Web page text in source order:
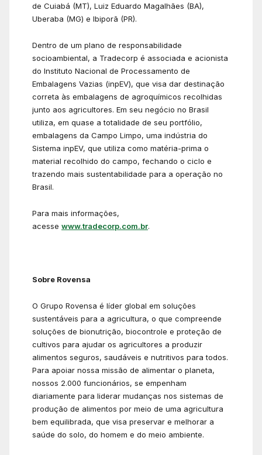
de Cuiabá (MT), Luiz Eduardo Magalhães (BA),
Uberaba (MG) e Ibiporã (PR).
Dentro de um plano de responsabilidade
socioambiental, a Tradecorp é associada e acionista
do Instituto Nacional de Processamento de
Embalagens Vazias (inpEV), que visa dar destinação
correta às embalagens de agroquímicos recolhidas
junto aos agricultores. Em seu negócio no Brasil
utiliza, em quase a totalidade de seu portfólio,
embalagens da Campo Limpo, uma indústria do
Sistema inpEV, que utiliza como matéria-prima o
material recolhido do campo, fechando o ciclo e
trazendo mais sustentabilidade para a operação no
Brasil.
Para mais informações,
acesse www.tradecorp.com.br.
Sobre Rovensa
O Grupo Rovensa é líder global em soluções
sustentáveis para a agricultura, o que compreende
soluções de bionutrição, biocontrole e proteção de
cultivos para ajudar os agricultores a produzir
alimentos seguros, saudáveis e nutritivos para todos.
Para apoiar nossa missão de alimentar o planeta,
nossos 2.000 funcionários, se empenham
diariamente para liderar mudanças nos sistemas de
produção de alimentos por meio de uma agricultura
bem equilibrada, que visa preservar e melhorar a
saúde do solo, do homem e do meio ambiente.